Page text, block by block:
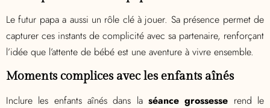
Le futur papa a aussi un rôle clé à jouer. Sa présence permet de
capturer ces instants de complicité avec sa partenaire, renforçant
l’idée que l’attente de bébé est une aventure à vivre ensemble.
Moments complices avec les enfants aînés
Inclure les enfants aînés dans la séance grossesse rend le